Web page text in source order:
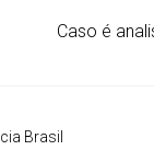
Caso é
Brasil